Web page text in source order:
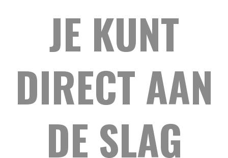
JE KUNT
DIRECT AAN
DE SLAG